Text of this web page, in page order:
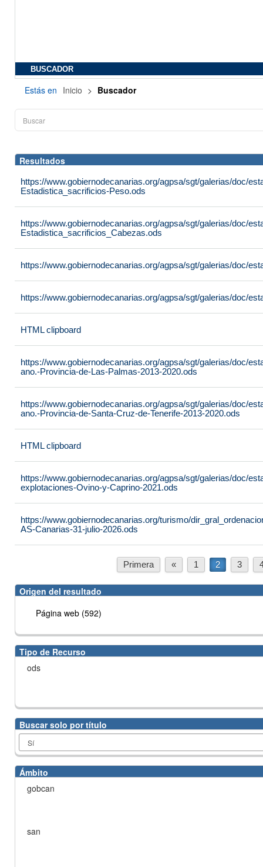
BUSCADOR
Estás en Inicio > Buscador
Resultados
https://www.gobiernodecanarias.org/agpsa/sgt/galerias/doc/
Estadistica_sacrificios-Peso.ods
https://www.gobiernodecanarias.org/agpsa/sgt/galerias/doc/
Estadistica_sacrificios_Cabezas.ods
https://www.gobiernodecanarias.org/agpsa/sgt/galerias/doc/
https://www.gobiernodecanarias.org/agpsa/sgt/galerias/doc/
HTML clipboard
https://www.gobiernodecanarias.org/agpsa/sgt/galerias/doc/
ano.-Provincia-de-Las-Palmas-2013-2020.ods
https://www.gobiernodecanarias.org/agpsa/sgt/galerias/doc/
ano.-Provincia-de-Santa-Cruz-de-Tenerife-2013-2020.ods
HTML clipboard
https://www.gobiernodecanarias.org/agpsa/sgt/galerias/doc/
explotaciones-Ovino-y-Caprino-2021.ods
https://www.gobiernodecanarias.org/turismo/
AS-Canarias-31-julio-2026.ods
Primera « 1 2 3
Origen del resultado
Página web (592)
Tipo de Recurso
ods
Buscar solo por título
Ámbito
gobcan
san